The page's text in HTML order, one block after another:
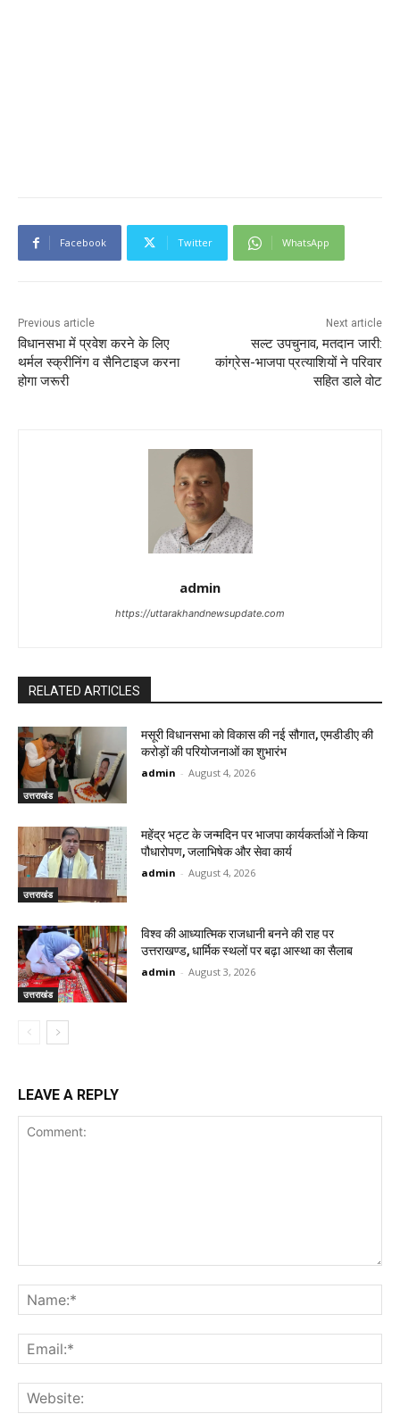
Facebook Twitter WhatsApp
Previous article
विधानसभा में प्रवेश करने के लिए
थर्मल स्क्रीनिंग व सैनिटाइज करना
होगा जरूरी
Next article
सल्ट उपचुनाव, मतदान जारी:
कांग्रेस-भाजपा प्रत्याशियों ने परिवार
सहित डाले वोट
admin
https://uttarakhandnewsupdate.com
RELATED ARTICLES
उत्तराखंड
मसूरी विधानसभा को विकास की नई सौगात, एमडीडीए की
करोड़ों की परियोजनाओं का शुभारंभ
admin - August 4, 2026
उत्तराखंड
महेंद्र भट्ट के जन्मदिन पर भाजपा कार्यकर्ताओं ने किया
पौधारोपण, जलाभिषेक और सेवा कार्य
admin - August 4, 2026
उत्तराखंड
विश्व की आध्यात्मिक राजधानी बनने की राह पर
उत्तराखण्ड, धार्मिक स्थलों पर बढ़ा आस्था का सैलाब
admin - August 3, 2026
LEAVE A REPLY